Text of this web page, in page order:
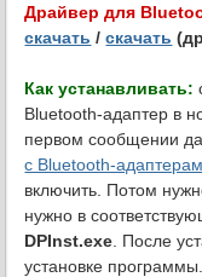
Драйвер для
скачать /скачать
Как устанавливать:
Bluetooth-адаптер в
первом сообщении
с Bluetooth-
включить. Потом
нужно в
DPInst.exe . После
установке